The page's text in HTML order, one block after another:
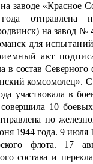
заводе «Красное
отправлена
на завод №
для ис
акт
в состав Северного
комсомолец».
участвовала в
10
по
1944 года. 9 июля
флота. 17
состава и